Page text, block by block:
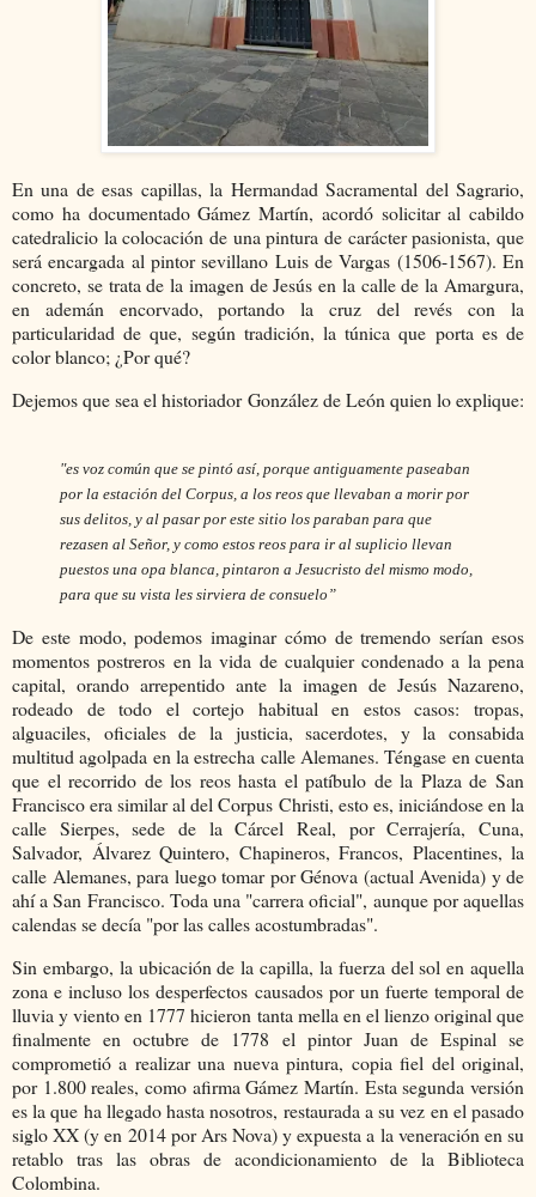
En una de esas capillas, la Hermandad Sacramental del Sagrario,
como ha documentado Gámez Martín, acordó solicitar al cabildo
catedralicio la colocación de una pintura de carácter pasionista, que
será encargada al pintor sevillano Luis de Vargas (1506-1567). En
concreto, se trata de la imagen de Jesús en la calle de la Amargura,
en ademán encorvado, portando la cruz del revés con la
particularidad de que, según tradición, la túnica que porta es de
color blanco; ¿Por qué?
Dejemos que sea el historiador González de León quien lo explique:
"es voz común que se pintó así, porque antiguamente paseaban
por la estación del Corpus, a los reos que llevaban a morir por
sus delitos, y al pasar por este sitio los paraban para que
rezasen al Señor, y como estos reos para ir al suplicio llevan
puestos una opa blanca, pintaron a Jesucristo del mismo modo,
para que su vista les sirviera de consuelo”
De este modo, podemos imaginar cómo de tremendo serían esos
momentos postreros en la vida de cualquier condenado a la pena
capital, orando arrepentido ante la imagen de Jesús Nazareno,
rodeado de todo el cortejo habitual en estos casos: tropas,
alguaciles, oficiales de la justicia, sacerdotes, y la consabida
multitud agolpada en la estrecha calle Alemanes. Téngase en cuenta
que el recorrido de los reos hasta el patíbulo de la Plaza de San
Francisco era similar al del Corpus Christi, esto es, iniciándose en la
calle Sierpes, sede de la Cárcel Real, por Cerrajería, Cuna,
Salvador, Álvarez Quintero, Chapineros, Francos, Placentines, la
calle Alemanes, para luego tomar por Génova (actual Avenida) y de
ahí a San Francisco. Toda una "carrera oficial", aunque por aquellas
calendas se decía "por las calles acostumbradas".
Sin embargo, la ubicación de la capilla, la fuerza del sol en aquella
zona e incluso los desperfectos causados por un fuerte temporal de
lluvia y viento en 1777 hicieron tanta mella en el lienzo original que
finalmente en octubre de 1778 el pintor Juan de Espinal se
comprometió a realizar una nueva pintura, copia fiel del original,
por 1.800 reales, como afirma Gámez Martín. Esta segunda versión
es la que ha llegado hasta nosotros, restaurada a su vez en el pasado
siglo XX (y en 2014 por Ars Nova) y expuesta a la veneración en su
retablo tras las obras de acondicionamiento de la Biblioteca
Colombina.